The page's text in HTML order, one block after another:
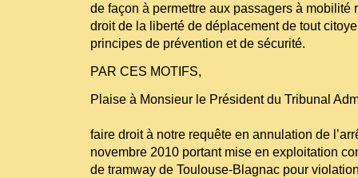
de façon à permettre aux passagers à mobilité
droit de la liberté de déplacement de tout
principes de prévention et de sécurité.
PAR CES MOTIFS,
Plaise à Monsieur le Président du Tribunal
faire droit à notre requête en annulation de
novembre 2010 portant mise en exploitation
de tramway de Toulouse-Blagnac pour